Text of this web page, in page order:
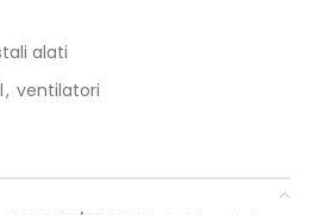
alati
, ventilatori